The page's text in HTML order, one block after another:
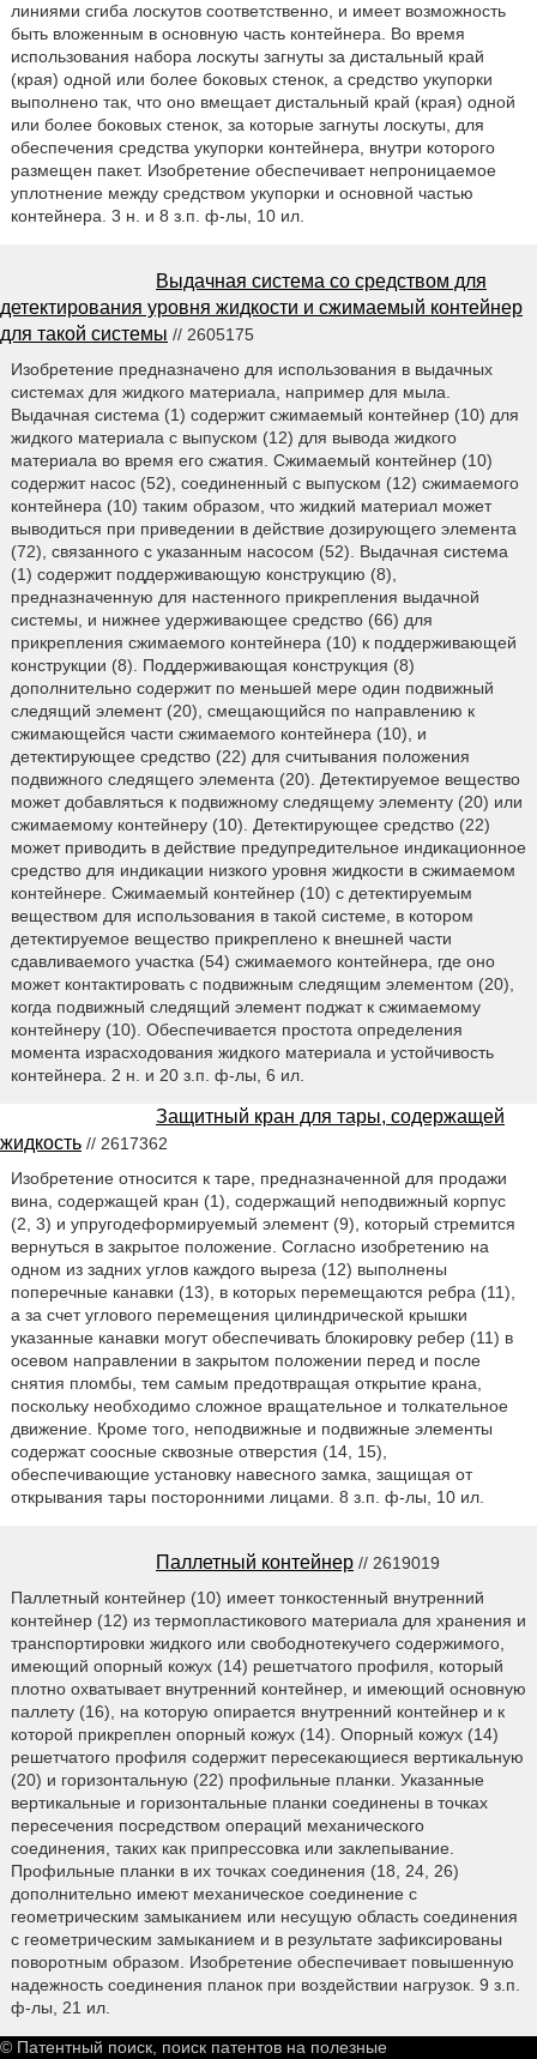
линиями сгиба лоскутов соответственно, и имеет возможность
быть вложенным в основную часть контейнера. Во время
использования набора лоскуты загнуты за дистальный край
(края) одной или более боковых стенок, а средство укупорки
выполнено так, что оно вмещает дистальный край (края) одной
или более боковых стенок, за которые загнуты лоскуты, для
обеспечения средства укупорки контейнера, внутри которого
размещен пакет. Изобретение обеспечивает непроницаемое
уплотнение между средством укупорки и основной частью
контейнера. 3 н. и 8 з.п. ф-лы, 10 ил.
Выдачная система со средством для
детектирования уровня жидкости и сжимаемый контейнер
для такой системы // 2605175
Изобретение предназначено для использования в выдачных
системах для жидкого материала, например для мыла.
Выдачная система (1) содержит сжимаемый контейнер (10) для
жидкого материала с выпуском (12) для вывода жидкого
материала во время его сжатия. Сжимаемый контейнер (10)
содержит насос (52), соединенный с выпуском (12) сжимаемого
контейнера (10) таким образом, что жидкий материал может
выводиться при приведении в действие дозирующего элемента
(72), связанного с указанным насосом (52). Выдачная система
(1) содержит поддерживающую конструкцию (8),
предназначенную для настенного прикрепления выдачной
системы, и нижнее удерживающее средство (66) для
прикрепления сжимаемого контейнера (10) к поддерживающей
конструкции (8). Поддерживающая конструкция (8)
дополнительно содержит по меньшей мере один подвижный
следящий элемент (20), смещающийся по направлению к
сжимающейся части сжимаемого контейнера (10), и
детектирующее средство (22) для считывания положения
подвижного следящего элемента (20). Детектируемое вещество
может добавляться к подвижному следящему элементу (20) или
сжимаемому контейнеру (10). Детектирующее средство (22)
может приводить в действие предупредительное индикационное
средство для индикации низкого уровня жидкости в сжимаемом
контейнере. Сжимаемый контейнер (10) с детектируемым
веществом для использования в такой системе, в котором
детектируемое вещество прикреплено к внешней части
сдавливаемого участка (54) сжимаемого контейнера, где оно
может контактировать с подвижным следящим элементом (20),
когда подвижный следящий элемент поджат к сжимаемому
контейнеру (10). Обеспечивается простота определения
момента израсходования жидкого материала и устойчивость
контейнера. 2 н. и 20 з.п. ф-лы, 6 ил.
Защитный кран для тары, содержащей
жидкость // 2617362
Изобретение относится к таре, предназначенной для продажи
вина, содержащей кран (1), содержащий неподвижный корпус
(2, 3) и упругодеформируемый элемент (9), который стремится
вернуться в закрытое положение. Согласно изобретению на
одном из задних углов каждого выреза (12) выполнены
поперечные канавки (13), в которых перемещаются ребра (11),
а за счет углового перемещения цилиндрической крышки
указанные канавки могут обеспечивать блокировку ребер (11) в
осевом направлении в закрытом положении перед и после
снятия пломбы, тем самым предотвращая открытие крана,
поскольку необходимо сложное вращательное и толкательное
движение. Кроме того, неподвижные и подвижные элементы
содержат соосные сквозные отверстия (14, 15),
обеспечивающие установку навесного замка, защищая от
открывания тары посторонними лицами. 8 з.п. ф-лы, 10 ил.
Паллетный контейнер // 2619019
Паллетный контейнер (10) имеет тонкостенный внутренний
контейнер (12) из термопластикового материала для хранения и
транспортировки жидкого или свободнотекучего содержимого,
имеющий опорный кожух (14) решетчатого профиля, который
плотно охватывает внутренний контейнер, и имеющий основную
паллету (16), на которую опирается внутренний контейнер и к
которой прикреплен опорный кожух (14). Опорный кожух (14)
решетчатого профиля содержит пересекающиеся вертикальную
(20) и горизонтальную (22) профильные планки. Указанные
вертикальные и горизонтальные планки соединены в точках
пересечения посредством операций механического
соединения, таких как припрессовка или заклепывание.
Профильные планки в их точках соединения (18, 24, 26)
дополнительно имеют механическое соединение с
геометрическим замыканием или несущую область соединения
с геометрическим замыканием и в результате зафиксированы
поворотным образом. Изобретение обеспечивает повышенную
надежность соединения планок при воздействии нагрузок. 9 з.п.
ф-лы, 21 ил.
© Патентный поиск, поиск патентов на полезные